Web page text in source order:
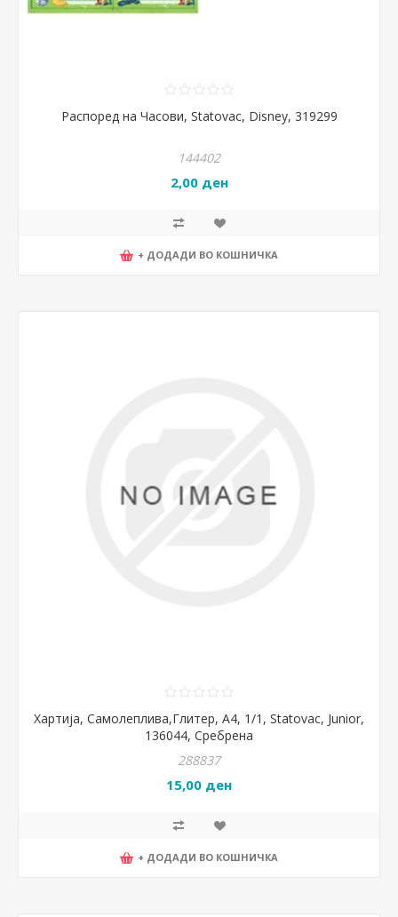
Распоред на Часови, Statovac, Disney, 319299
144402
2,00 ден
+ ДОДАДИ ВО КОШНИЧКА
Хартија, Самолеплива,Глитер, А4, 1/1, Statovac, Junior,
136044, Сребрена
288837
15,00 ден
+ ДОДАДИ ВО КОШНИЧКА